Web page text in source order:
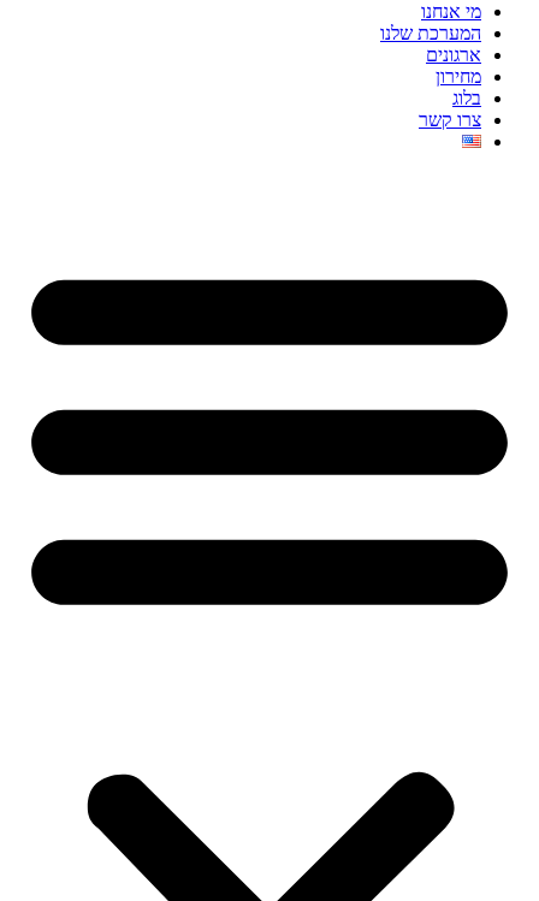
מי אנחנו
המערכת שלנו
ארגונים
מחירון
בלוג
צרו קשר